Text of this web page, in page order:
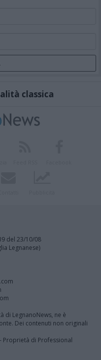
classica
del 23/10/08
Legnanese)
di LegnanoNews, ne è
Dei contenuti non originali
Proprietà di Professional